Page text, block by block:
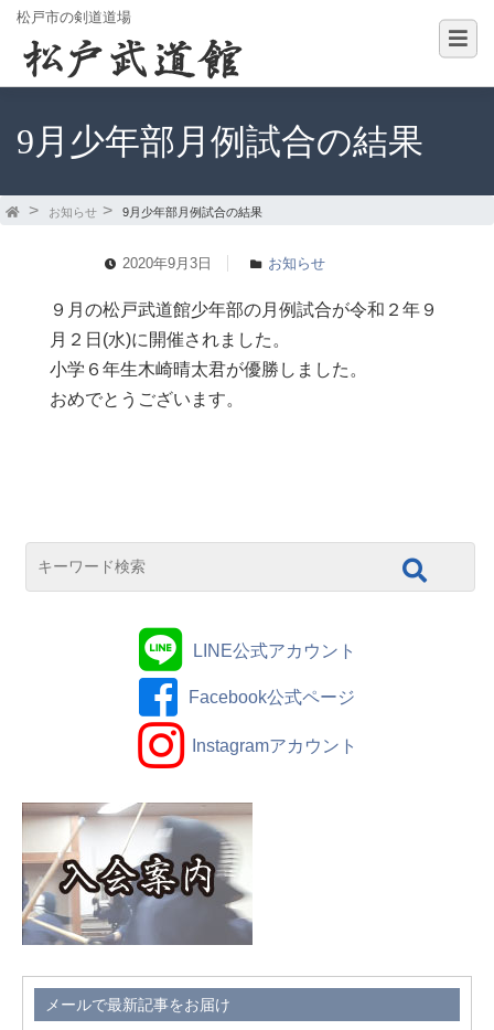
松戸市の剣道道場
9月少年部月例試合の結果
お知らせ 9月少年部月例試合の結果
2020年9月3日 お知らせ
９月の松戸武道館少年部の月例試合が令和２年９
月２日(水)に開催されました。
小学６年生木崎晴太君が優勝しました。
おめでとうございます。
LINE公式アカウント
Facebook公式ページ
Instagramアカウント
メールで最新記事をお届け